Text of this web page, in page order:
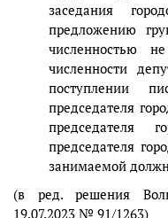
заседания
предложению
численностью
численности
поступлении
председателя
председателя
председателя
занимаемой
(в ред. решения
19.07.2023 № 91/1263)